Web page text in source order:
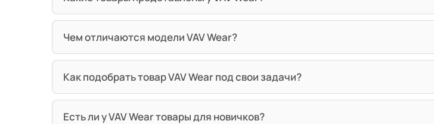
Чем отличаются модели VAV Wear?
Как подобрать товар VAV Wear под свои задачи?
Есть ли у VAV Wear товары для новичков?